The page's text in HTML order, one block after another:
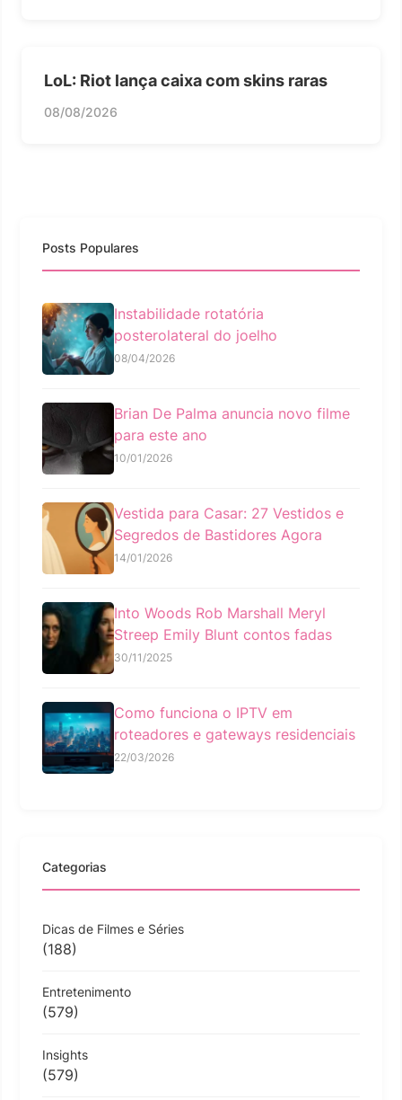
LoL: Riot lança caixa com skins raras
08/08/2026
Posts Populares
Instabilidade rotatória
posterolateral do joelho
08/04/2026
Brian De Palma anuncia novo filme
para este ano
10/01/2026
Vestida para Casar: 27 Vestidos e
Segredos de Bastidores Agora
14/01/2026
Into Woods Rob Marshall Meryl
Streep Emily Blunt contos fadas
30/11/2025
Como funciona o IPTV em
roteadores e gateways residenciais
22/03/2026
Categorias
Dicas de Filmes e Séries
(188)
Entretenimento
(579)
Insights
(579)